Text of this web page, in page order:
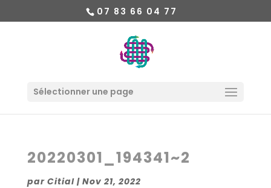
07 83 66 04 77
Sélectionner une page
20220301_194341~2
par Citial| Nov 21, 2022